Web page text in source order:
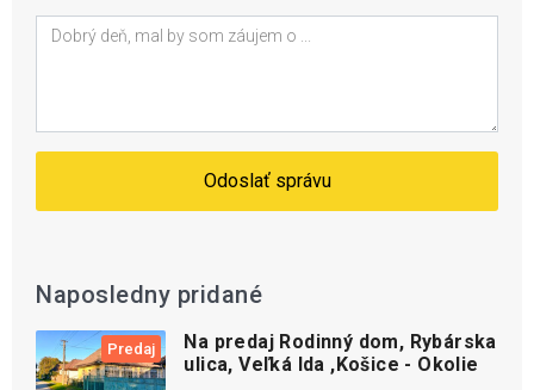
Odoslať správu
Naposledny pridané
Predaj
Na predaj Rodinný dom, Rybárska
ulica, Veľká Ida ,Košice - Okolie